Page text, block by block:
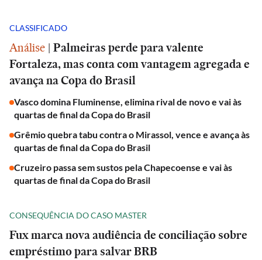
CLASSIFICADO
Análise | Palmeiras perde para valente
Fortaleza, mas conta com vantagem agregada e
avança na Copa do Brasil
Vasco domina Fluminense, elimina rival de novo e vai às
quartas de final da Copa do Brasil
Grêmio quebra tabu contra o Mirassol, vence e avança às
quartas de final da Copa do Brasil
Cruzeiro passa sem sustos pela Chapecoense e vai às
quartas de final da Copa do Brasil
CONSEQUÊNCIA DO CASO MASTER
Fux marca nova audiência de conciliação sobre
empréstimo para salvar BRB